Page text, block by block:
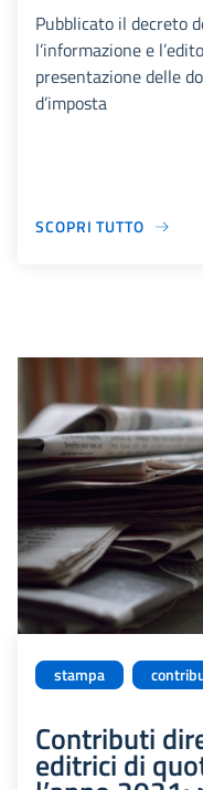
Pubblicato il decreto
l’informazione e
presentazione delle
d’imposta
SCOPRI TUTTO
stampa
Contributi
editrici di